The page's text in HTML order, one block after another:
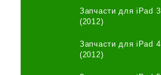
Запчасти для iPad 3
(2012)
Запчасти для iPad 4
(2012)